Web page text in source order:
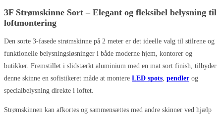
3F Strømskinne Sort – Elegant og fleksibel belysning til
loftmontering
Den sorte 3-fasede strømskinne på 2 meter er det ideelle valg til stilrene og
funktionelle belysningsløsninger i både moderne hjem, kontorer og
butikker. Fremstillet i slidstærkt aluminium med en mat sort finish, tilbyder
denne skinne en sofistikeret måde at montere LED spots, pendler og
specialbelysning direkte i loftet.
Strømskinnen kan afkortes og sammensættes med andre skinner ved hjælp